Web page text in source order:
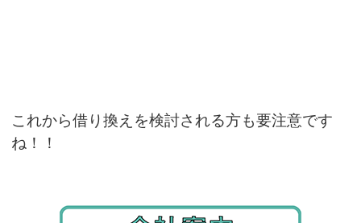
これから借り換えを検討される方も要注意です
ね！！